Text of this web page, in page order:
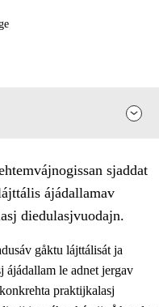
sjaddat
ájádallamav
diedulasjvuodajn.
gåktu lájttálisát ja
ájádallam le adnet jergav
praktijkalasj